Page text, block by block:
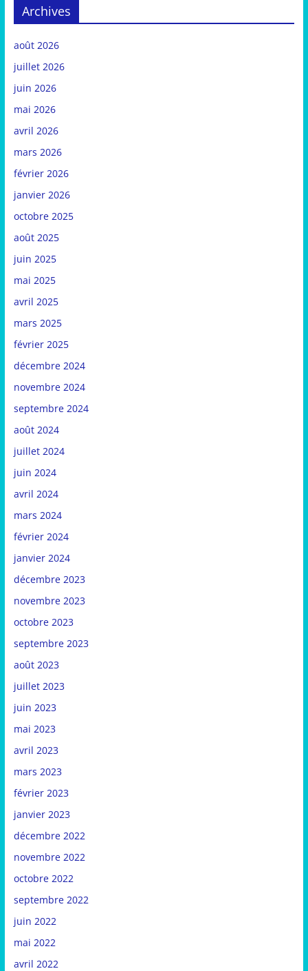
Archives
août 2026
juillet 2026
juin 2026
mai 2026
avril 2026
mars 2026
février 2026
janvier 2026
octobre 2025
août 2025
juin 2025
mai 2025
avril 2025
mars 2025
février 2025
décembre 2024
novembre 2024
septembre 2024
août 2024
juillet 2024
juin 2024
avril 2024
mars 2024
février 2024
janvier 2024
décembre 2023
novembre 2023
octobre 2023
septembre 2023
août 2023
juillet 2023
juin 2023
mai 2023
avril 2023
mars 2023
février 2023
janvier 2023
décembre 2022
novembre 2022
octobre 2022
septembre 2022
juin 2022
mai 2022
avril 2022